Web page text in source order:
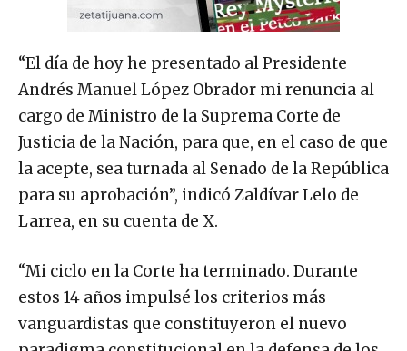
“El día de hoy he presentado al Presidente
Andrés Manuel López Obrador mi renuncia al
cargo de Ministro de la Suprema Corte de
Justicia de la Nación, para que, en el caso de que
la acepte, sea turnada al Senado de la República
para su aprobación”, indicó Zaldívar Lelo de
Larrea, en su cuenta de X.
“Mi ciclo en la Corte ha terminado. Durante
estos 14 años impulsé los criterios más
vanguardistas que constituyeron el nuevo